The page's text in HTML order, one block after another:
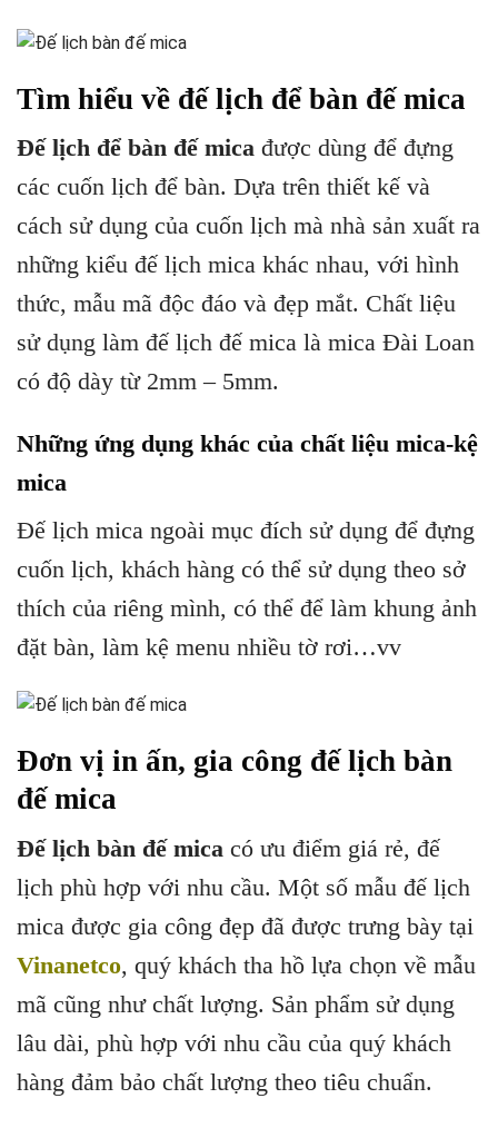
Tìm hiểu về đế lịch để bàn đế mica
Đế lịch để bàn đế mica được dùng để đựng
các cuốn lịch để bàn. Dựa trên thiết kế và
cách sử dụng của cuốn lịch mà nhà sản xuất ra
những kiểu đế lịch mica khác nhau, với hình
thức, mẫu mã độc đáo và đẹp mắt. Chất liệu
sử dụng làm đế lịch đế mica là mica Đài Loan
có độ dày từ 2mm – 5mm.
Những ứng dụng khác của chất liệu mica-kệ
mica
Đế lịch mica ngoài mục đích sử dụng để đựng
cuốn lịch, khách hàng có thể sử dụng theo sở
thích của riêng mình, có thể để làm khung ảnh
đặt bàn, làm kệ menu nhiều tờ rơi…vv
Đơn vị in ấn, gia công đế lịch bàn
đế mica
Đế lịch bàn đế mica có ưu điểm giá rẻ, đế
lịch phù hợp với nhu cầu. Một số mẫu đế lịch
mica được gia công đẹp đã được trưng bày tại
Vinanetco, quý khách tha hồ lựa chọn về mẫu
mã cũng như chất lượng. Sản phẩm sử dụng
lâu dài, phù hợp với nhu cầu của quý khách
hàng đảm bảo chất lượng theo tiêu chuẩn.